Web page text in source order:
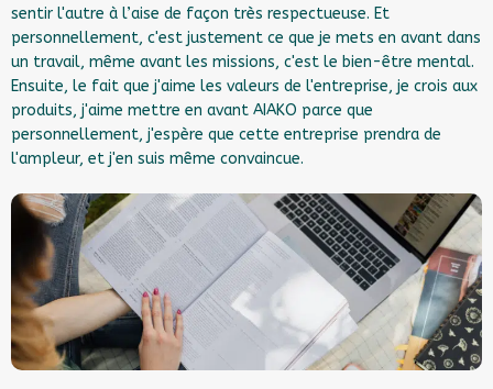
sentir l'autre à l’aise de façon très respectueuse. Et
personnellement, c'est justement ce que je mets en avant dans
un travail, même avant les missions, c'est le bien-être mental.
Ensuite, le fait que j'aime les valeurs de l'entreprise, je crois aux
produits, j'aime mettre en avant AIAKO parce que
personnellement, j'espère que cette entreprise prendra de
l'ampleur, et j'en suis même convaincue.